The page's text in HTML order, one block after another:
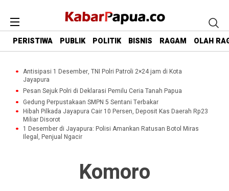
PERISTIWA PUBLIK POLITIK BISNIS RAGAM OLAH
Antisipasi 1 Desember, TNI Polri Patroli 2×24 jam di Kota
Jayapura
Pesan Sejuk Polri di Deklarasi Pemilu Ceria Tanah Papua
Gedung Perpustakaan SMPN 5 Sentani Terbakar
Hibah Pilkada Jayapura Cair 10 Persen, Deposit Kas Daerah Rp23
Miliar Disorot
1 Desember di Jayapura: Polisi Amankan Ratusan Botol Miras
Ilegal, Penjual Ngacir
Komoro